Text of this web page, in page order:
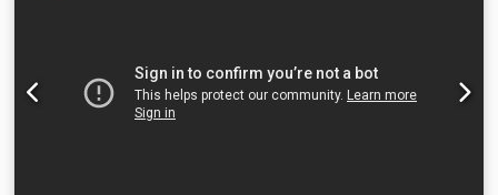
de borda em peças de mobiliário com PVC, ABS, melamina
ou folha de madeira. Modelo reconhecido pela alta
qualidade de acabamento, construção robusta e